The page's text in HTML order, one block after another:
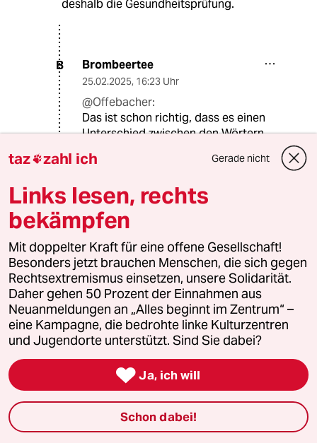
deshalb die Gesundheitsprüfung.
B Brombeertee
25.02.2025, 16:23 Uhr
@Offebacher:
Das ist schon richtig, dass es einen
Unterschied zwischen den Wörtern
auch die Regelungen sind
Artikel nicht gemeint; es hätte
genauso gut heißen können: Beamte
arbeiten für den Staat. Oder, noch
näher an der Beamtensprache: sie
dienen dem Staat, sie sind
Staatsbedienstete.
Die Intention des Artikels ist m. E.,
kritisch aufzuzeigen, wie die
Regelung Kranke davon abhält, sich
um ihre Gesundung zu kümmern.
GG Gunnar Grannis
25.02.2025,13:42 Uhr
@Offebacher:
taz zahl ich Gerade nicht
Links lesen, rechts
bekämpfen
Mit doppelter Kraft für eine offene Gesellschaft!
Besonders jetzt brauchen Menschen, die sich gegen
Rechtsextremismus einsetzen, unsere Solidarität.
Daher gehen 50 Prozent der Einnahmen aus
Neuanmeldungen an „Alles beginnt im Zentrum“ –
eine Kampagne, die bedrohte linke Kulturzentren
und Jugendorte unterstützt. Sind Sie dabei?
 Ja, ich will
Schon dabei!